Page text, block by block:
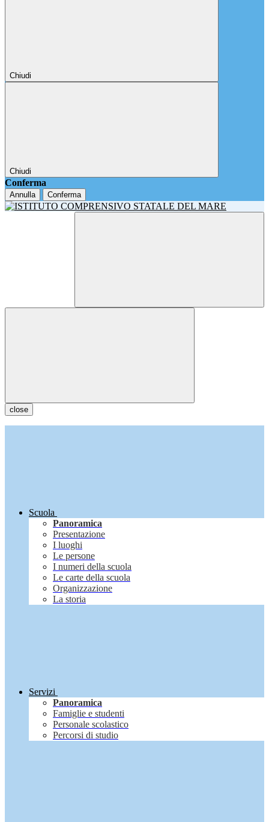
Chiudi
Chiudi
Conferma
Annulla Conferma
close
Scuola
Panoramica
Presentazione
I luoghi
Le persone
I numeri della scuola
Le carte della scuola
Organizzazione
La storia
Servizi
Panoramica
Famiglie e studenti
Personale scolastico
Percorsi di studio